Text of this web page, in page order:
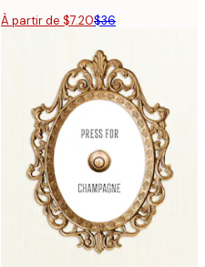
À partir de $7.20$36